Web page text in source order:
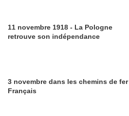
11 novembre 1918 - La Pologne
retrouve son indépendance
3 novembre dans les chemins de fer
Français